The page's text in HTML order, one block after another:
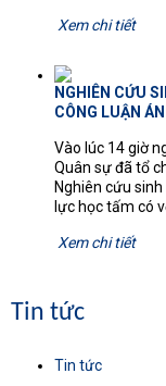
Xem chi tiết
NGHIÊN CỨU
CÔNG LUẬN
Vào lúc 14 giờ
Quân sự đã tổ
Nghiên cứu
lực học tấm có
Xem chi tiết
Tin tức
Tin tức